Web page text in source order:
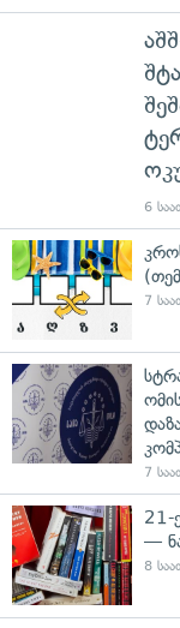
6
7
7
21-
—
8